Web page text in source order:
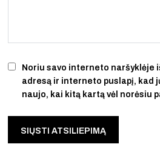
Noriu savo interneto naršyklėje
adresą ir interneto puslapį, kad
naujo, kai kitą kartą vėl norėsiu